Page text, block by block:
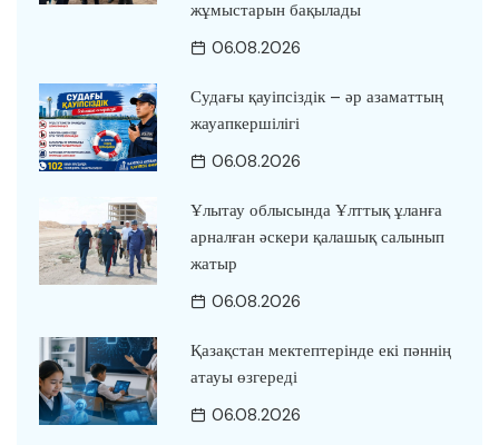
жұмыстарын бақылады
06.08.2026
Судағы қауіпсіздік – әр азаматтың
жауапкершілігі
06.08.2026
Ұлытау облысында Ұлттық ұланға
арналған әскери қалашық салынып
жатыр
06.08.2026
Қазақстан мектептерінде екі пәннің
атауы өзгереді
06.08.2026